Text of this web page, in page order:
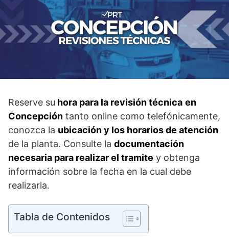
Reserve su hora para la revisión técnica en
Concepción tanto online como telefónicamente,
conozca la ubicación y los horarios de atención
de la planta. Consulte la documentación
necesaria para realizar el tramite y obtenga
información sobre la fecha en la cual debe
realizarla.
Tabla de Contenidos